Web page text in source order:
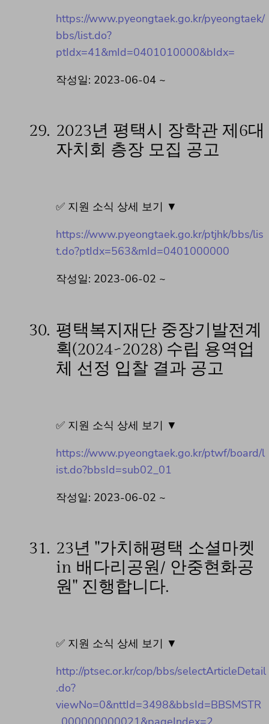
https://www.pyeongtaek.go.kr/pyeongtaek/
bbs/list.do?
ptIdx=41&mId=0401010000&bIdx=
작성일: 2023-06-04 ~
29. 2023년 평택시 장학관 제6대
자치회 층장 모집 공고
✅ 지원 소식 상세 보기 ▼
https://www.pyeongtaek.go.kr/ptjhk/bbs/lis
t.do?ptIdx=563&mId=0401000000
작성일: 2023-06-02 ~
30. 평택복지재단 중장기발전계
획(2024~2028) 수립 용역업
체 선정 입찰 결과 공고
✅ 지원 소식 상세 보기 ▼
https://www.pyeongtaek.go.kr/ptwf/board/l
ist.do?bbsId=sub02_01
작성일: 2023-06-02 ~
31. 23년 "가치해평택 소셜마켓
in 배다리공원/ 안중현화공
원" 진행합니다.
✅ 지원 소식 상세 보기 ▼
http://ptsec.or.kr/cop/bbs/selectArticleDetail
.do?
viewNo=0&nttId=3498&bbsId=BBSMSTR